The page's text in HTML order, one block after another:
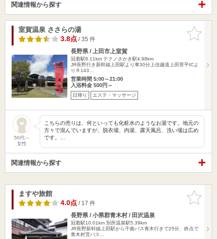
関連情報から探す
お気に入
りに追加
室賀温泉 ささらの湯
3.8点/ 35 件
長野県 / 上田市上室賀
冠着駅8.11km テクノさかき駅4.98km
JR長野行き新幹線上田駅より車30分上信越道上田菅平ICよ
りＲ143…
営業時間 5:00～21:00
入浴料金 500円～
日帰り エステ・マッサージ
50代～
女性
こちらの売りは、何といっても化粧水のようなお湯です。地元の
方々で混んでいますが、脱衣場、内湯、露天風呂、洗い場は広め
です。…
関連情報から探す
お気に入
りに追加
ますや旅館
4.0点/ 17 件
長野県 / 小県郡青木村 / 田沢温泉
冠着駅10.01km 別所温泉駅5.39km
JR長野新幹線上田駅から千曲バス青木行きで25分、終点で
青木村営バス…